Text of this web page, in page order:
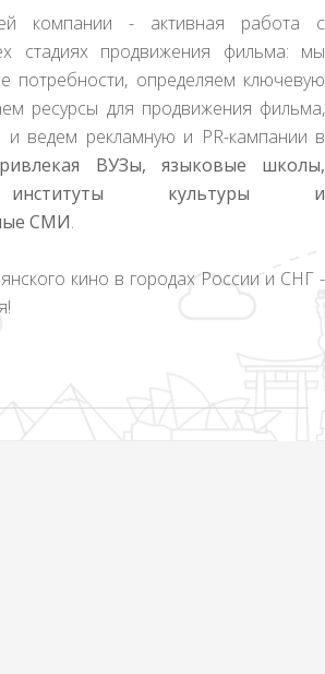
компании - активная работа с
стадиях продвижения фильма: мы
потребности, определяем ключевую
ресурсы для продвижения фильма,
и ведем рекламную и PR-кампании в
ВУЗы, языковые школы,
институты культуры и
СМИ.
кино в городах России и СНГ -